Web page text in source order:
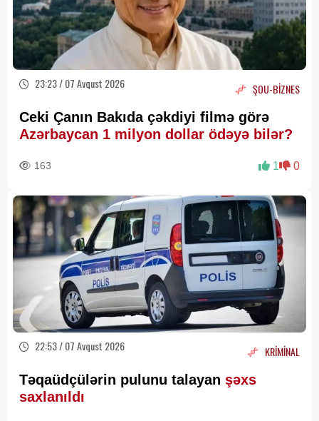
23:23 / 07 Avqust 2026 ŞOU-BİZNES
Ceki Çanın Bakıda çəkdiyi filmə görə
Azərbaycan 1 milyon dollar ödəyə bilər?
163 1 0
22:53 / 07 Avqust 2026 KRİMİNAL
Təqaüdçülərin pulunu talayan şəxs
saxlanıldı